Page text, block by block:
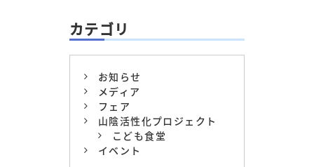
カテゴリ
お知らせ
メディア
フェア
山陰活性化プロジェクト
こども食堂
イベント